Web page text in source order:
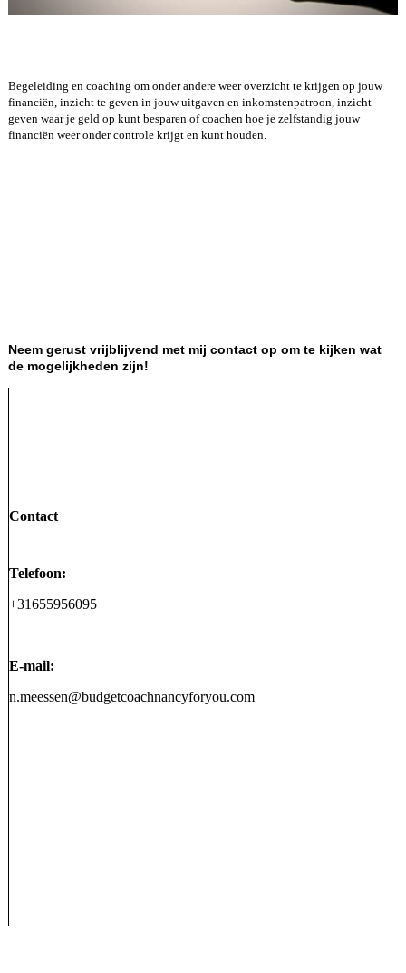
Begeleiding en coaching om onder andere weer overzicht te krijgen op jouw
financiën, inzicht te geven in jouw uitgaven en inkomstenpatroon, inzicht
geven waar je geld op kunt besparen of coachen hoe je zelfstandig jouw
financiën weer onder controle krijgt en kunt houden.
Neem gerust vrijblijvend met mij contact op om te kijken wat
de mogelijkheden zijn!
Contact
Telefoon:
+31655956095
E-mail:
n.meessen@budgetcoachnancyforyou.com